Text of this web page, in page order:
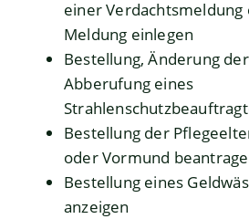
einer
Meldung einlegen
Bestellung, Änderung
Abberufung eines
Bestellung der
oder Vormund
Bestellung eines
anzeigen